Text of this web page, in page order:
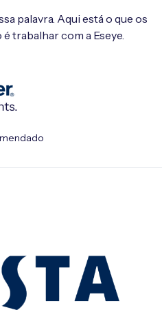
palavra. Aqui está o que os
trabalhar com a Eseye.